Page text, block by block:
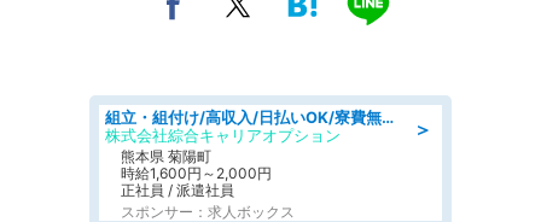
＞
組立・組付け/高収入/日払いOK/寮費無料/交替制/20・30・40代活躍中
株式会社綜合キャリアオプション
熊本県 菊陽町
時給1,600円～2,000円
正社員 / 派遣社員
スポンサー：求人ボックス